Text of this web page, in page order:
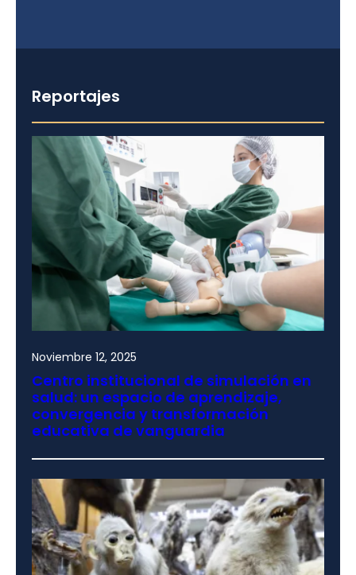
Reportajes
Noviembre 12, 2025
Centro institucional de simulación en
salud: un espacio de aprendizaje,
convergencia y transformación
educativa de vanguardia